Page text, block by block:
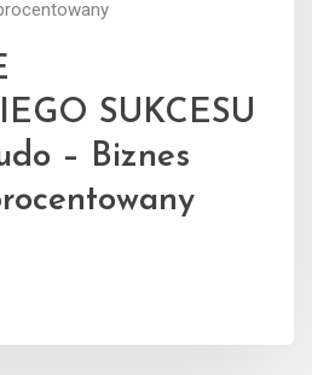
SUKCESU
– Biznes